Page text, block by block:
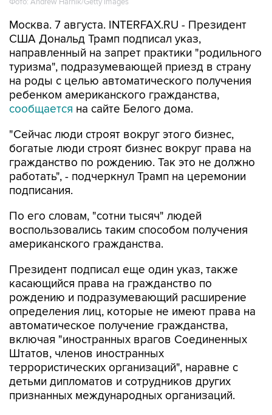
направленный на запрет практики "родильного
туризма", подразумевающей приезд в страну
на роды с целью автоматического получения
ребенком американского гражданства,
сообщаетсяна сайте Белого дома.
"Сейчас люди строят вокруг этого бизнес,
гражданство по рождению. Так это не должно
работать", - подчеркнул Трамп на церемонии
подписания.
По его словам, "сотни тысяч" людей
американского гражданства.
Президент подписал еще один указ, также
рождению и подразумевающий расширение
определения лиц, которые не имеют права на
автоматическое получение гражданства,
включая "иностранных врагов Соединенных
Штатов, членов иностранных
террористических организаций", наравне с
детьми дипломатов и сотрудников других
признанных международных организаций.
Издание The Hillобращает внимание, что эти